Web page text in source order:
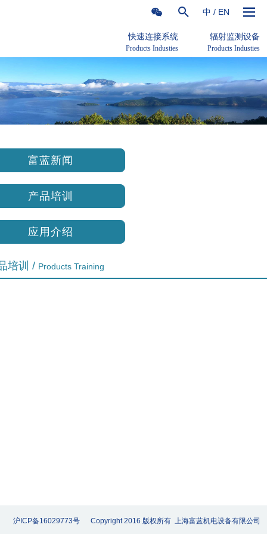
中 / EN
快速连接系统
Products Industies
辐射监测设备
Products Industies
沪ICP备16029773号 Copyright 2016 版权所有 上海富蓝机电设备有限公司
富蓝新闻
产品培训
应用介绍
培训 / Products Training